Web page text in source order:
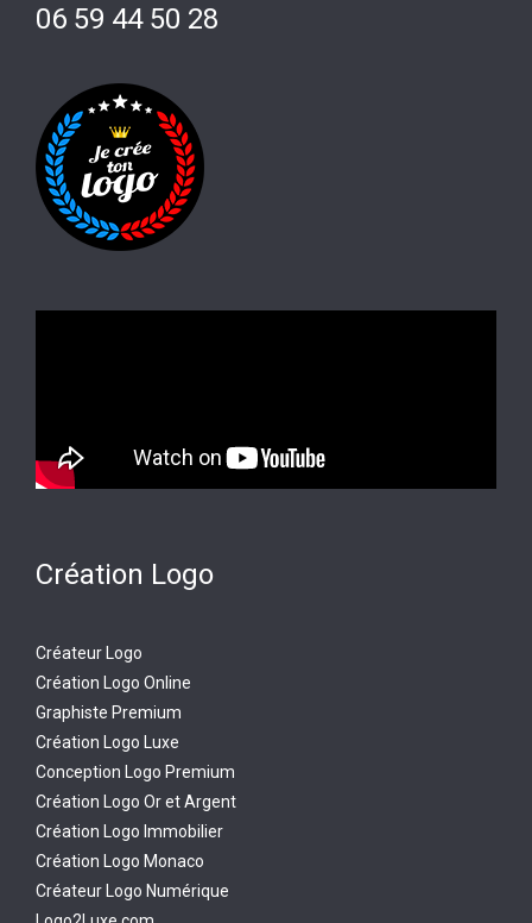
06 59 44 50 28
Création Logo
Créateur Logo
Création Logo Online
Graphiste Premium
Création Logo Luxe
Conception Logo Premium
Création Logo Or et Argent
Création Logo Immobilier
Création Logo Monaco
Créateur Logo Numérique